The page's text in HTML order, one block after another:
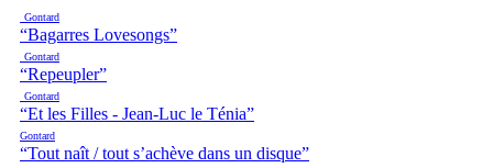
Gontard
“Bagarres Lovesongs”
Gontard
“Repeupler”
Gontard
“Et les Filles - Jean-Luc le Ténia”
Gontard
“Tout naît / tout s’achève dans un disque”